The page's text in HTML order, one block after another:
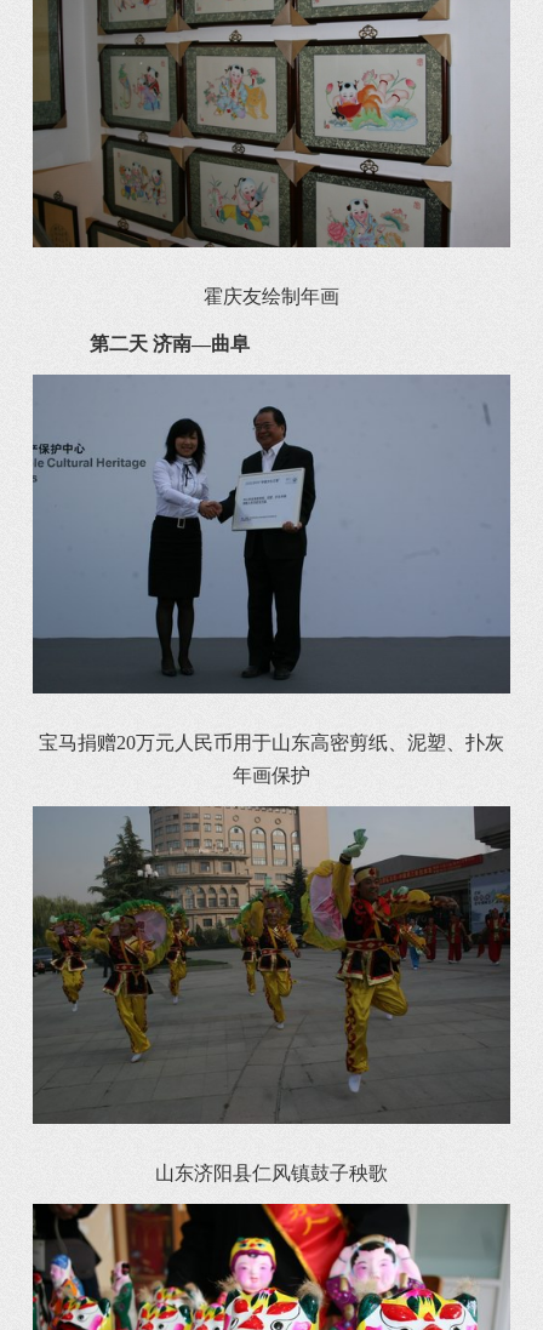
霍庆友绘制年画
第二天 济南—曲阜
宝马捐赠20万元人民币用于山东高密剪纸、泥塑、扑灰
年画保护
山东济阳县仁风镇鼓子秧歌